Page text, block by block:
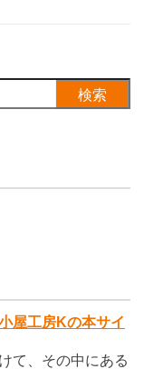
屋工房Kの本サイ
て、その中にある